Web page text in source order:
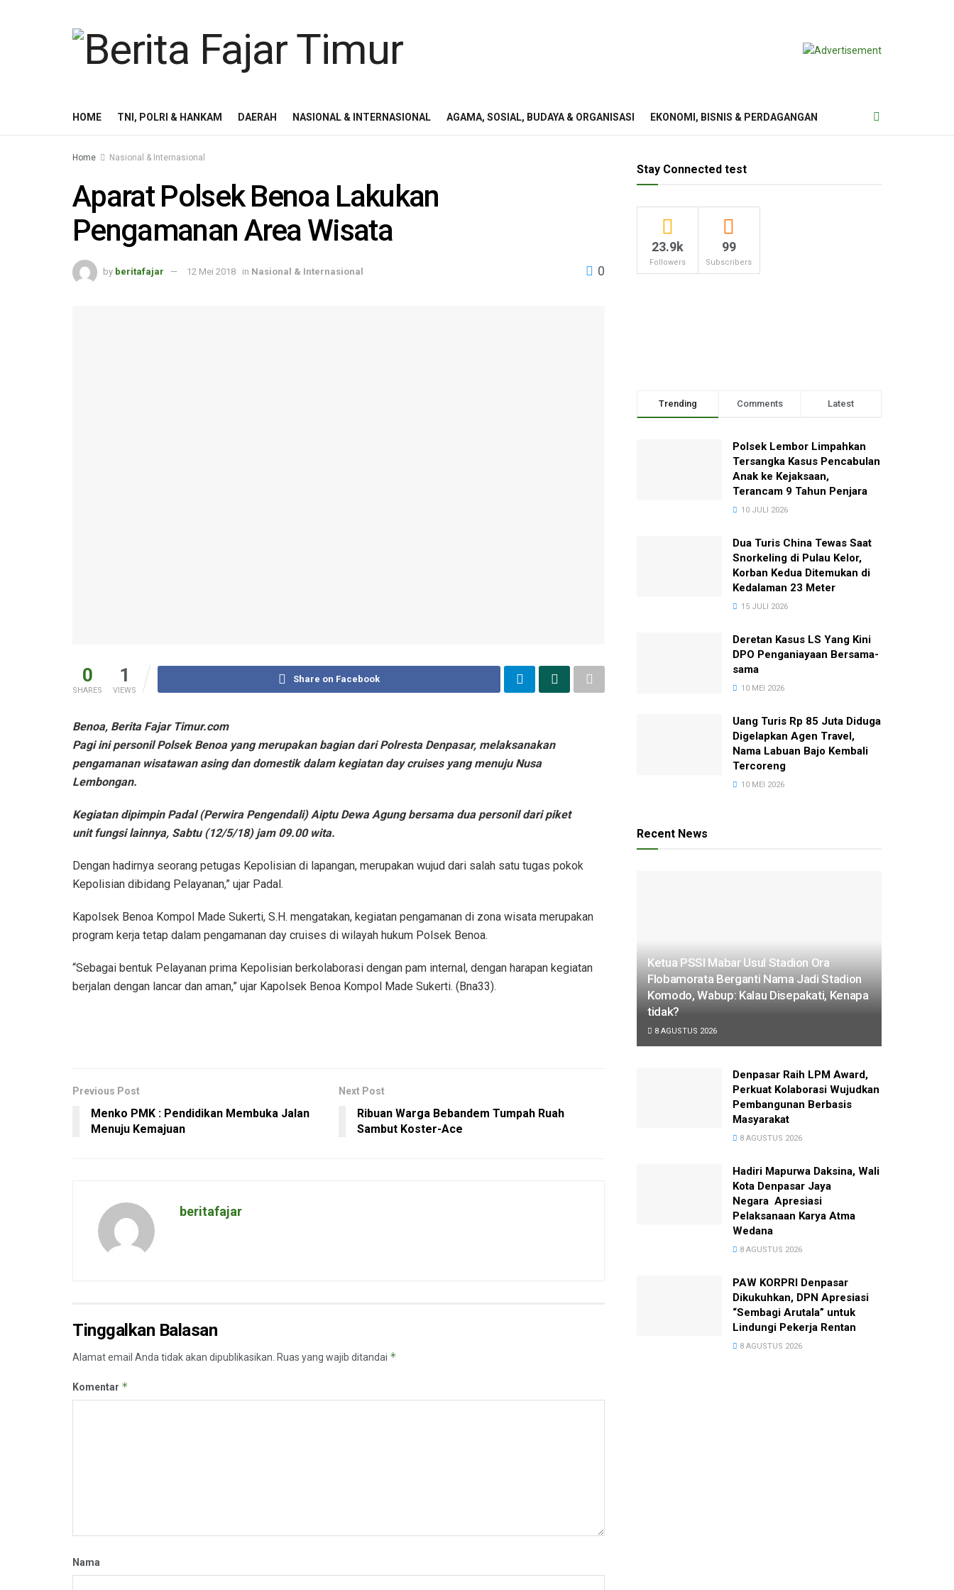
HOME TNI, POLRI & HANKAM DAERAH NASIONAL & INTERNASIONAL AGAMA, SOSIAL, BUDAYA & ORGANISASI EKONOMI, BISNIS & PERDAGANGAN
Home Nasional & Internasional
Aparat Polsek Benoa Lakukan
Pengamanan Area Wisata
by beritafajar 12 Mei 2018 in Nasional & Internasional 0
0
SHARES
1
VIEWS
Share on Facebook
Benoa, Berita Fajar Timur.com
Pagi ini personil Polsek Benoa yang merupakan bagian dari Polresta Denpasar, melaksanakan
pengamanan wisatawan asing dan domestik dalam kegiatan day cruises yang menuju Nusa
Lembongan.
Kegiatan dipimpin Padal (Perwira Pengendali) Aiptu Dewa Agung bersama dua personil dari piket
unit fungsi lainnya, Sabtu (12/5/18) jam 09.00 wita.
Dengan hadirnya seorang petugas Kepolisian di lapangan, merupakan wujud dari salah satu tugas pokok
Kepolisian dibidang Pelayanan,” ujar Padal.
Kapolsek Benoa Kompol Made Sukerti, S.H. mengatakan, kegiatan pengamanan di zona wisata merupakan
program kerja tetap dalam pengamanan day cruises di wilayah hukum Polsek Benoa.
“Sebagai bentuk Pelayanan prima Kepolisian berkolaborasi dengan pam internal, dengan harapan kegiatan
berjalan dengan lancar dan aman,” ujar Kapolsek Benoa Kompol Made Sukerti. (Bna33).
Previous Post
Menko PMK : Pendidikan Membuka Jalan
Menuju Kemajuan
Next Post
Ribuan Warga Bebandem Tumpah Ruah
Sambut Koster-Ace
beritafajar
Tinggalkan Balasan
Alamat email Anda tidak akan dipublikasikan. Ruas yang wajib ditandai *
Komentar *
Nama
Stay Connected test
23.9k
Followers
99
Subscribers
Trending Comments Latest
Polsek Lembor Limpahkan
Tersangka Kasus Pencabulan
Anak ke Kejaksaan,
Terancam 9 Tahun Penjara
10 JULI 2026
Dua Turis China Tewas Saat
Snorkeling di Pulau Kelor,
Korban Kedua Ditemukan di
Kedalaman 23 Meter
15 JULI 2026
Deretan Kasus LS Yang Kini
DPO Penganiayaan Bersama-
sama
10 MEI 2026
Uang Turis Rp 85 Juta Diduga
Digelapkan Agen Travel,
Nama Labuan Bajo Kembali
Tercoreng
10 MEI 2026
Recent News
Ketua PSSI Mabar Usul Stadion Ora
Flobamorata Berganti Nama Jadi Stadion
Komodo, Wabup: Kalau Disepakati, Kenapa
tidak?
8 AGUSTUS 2026
Denpasar Raih LPM Award,
Perkuat Kolaborasi Wujudkan
Pembangunan Berbasis
Masyarakat
8 AGUSTUS 2026
Hadiri Mapurwa Daksina, Wali
Kota Denpasar Jaya
Negara Apresiasi
Pelaksanaan Karya Atma
Wedana
8 AGUSTUS 2026
PAW KORPRI Denpasar
Dikukuhkan, DPN Apresiasi
“Sembagi Arutala” untuk
Lindungi Pekerja Rentan
8 AGUSTUS 2026